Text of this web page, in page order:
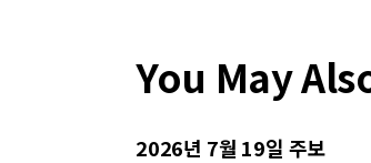
You May
2026년 7월 19일 주보